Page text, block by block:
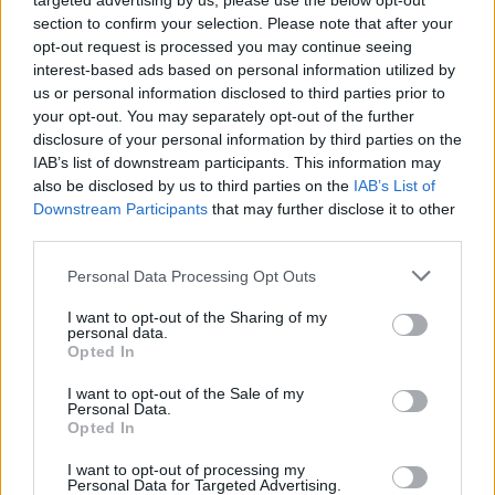
section to confirm your selection. Please note that after your
opt-out request is processed you may continue seeing
interest-based ads based on personal information utilized by
us or personal information disclosed to third parties prior to
your opt-out. You may separately opt-out of the further
disclosure of your personal information by third parties on the
IAB’s list of downstream participants. This information may
also be disclosed by us to third parties on the IAB’s List of
Downstream Participants that may further disclose it to other
Personal Data Processing Opt Outs
I want to opt-out of the Sharing of my
personal data.
Opted In
I want to opt-out of the Sale of my
Personal Data.
Opted In
I want to opt-out of processing my
Personal Data for Targeted Advertising.
View this post on Instagram
A post shared by Egle Daugelaite (@egledaugelaite)
Gal tik pirmas verksmas nuskambėjo garsiau,